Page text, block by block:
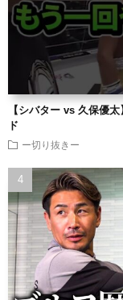
【シバター vs 久保優
ド
ー切り抜きー